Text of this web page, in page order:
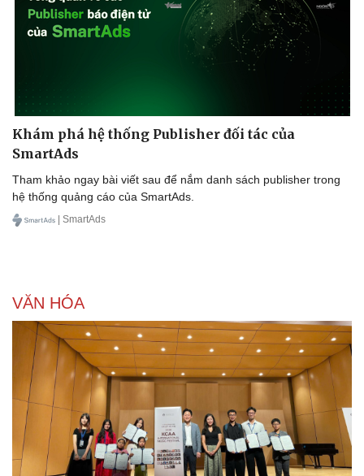
Dinh dưỡng - món ngon
Sản phụ khoa
Phòng mạch online
Ăn sạch sống khỏe
Khám phá hệ thống Publisher đối tác của
SmartAds
Tham khảo ngay bài viết sau để nắm danh sách publisher trong
hệ thống quảng cáo của SmartAds.
| SmartAds
VĂN HÓA